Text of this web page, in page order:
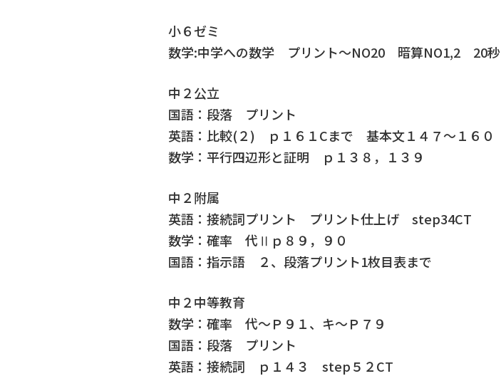
小６ゼミ
数学:中学への数学 プリント～NO20 暗算NO1,2 20秒
中２公立
国語：段落 プリント
英語：比較(２) ｐ１６１Cまで 基本文１４７～１６０
数学：平行四辺形と証明 ｐ１３８，１３９
中２附属
英語：接続詞プリント プリント仕上げ step34CT
数学：確率 代Ⅱｐ８９，９０
国語：指示語 ２、段落プリント1枚目表まで
中２中等教育
数学：確率 代～Ｐ９１、キ～Ｐ７９
国語：段落 プリント
英語：接続詞 ｐ１４３ step５２CT